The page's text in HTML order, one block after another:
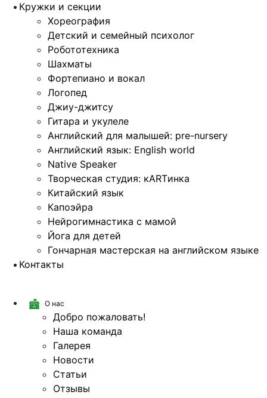
Кружки и секции
Хореография
Детский и семейный психолог
Робототехника
Шахматы
Фортепиано и вокал
Логопед
Джиу-джитсу
Гитара и укулеле
Английский для малышей: pre-nursery
Английский язык: English world
Native Speaker
Творческая студия: кARTинка
Китайский язык
Капоэйра
Нейрогимнастика с мамой
Йога для детей
Гончарная мастерская на английском языке
Контакты
О нас
Добро пожаловать!
Наша команда
Галерея
Новости
Статьи
Отзывы